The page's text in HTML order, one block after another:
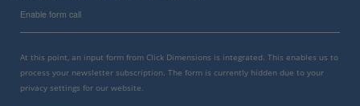
Enable form call
At this point, an input form from Click Dimensions is integrated. This enables us to
process your newsletter subscription. The form is currently hidden due to your
privacy settings for our website.